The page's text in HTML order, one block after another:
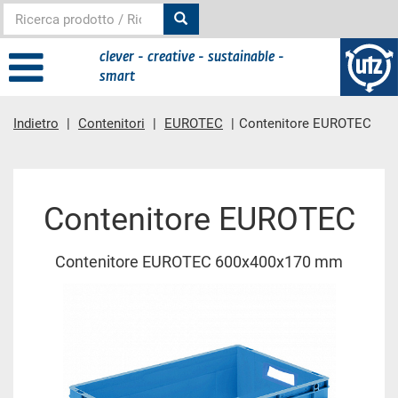
clever - creative - sustainable -
smart
Indietro Contenitori EUROTEC Contenitore EUROTEC
Contenitore EUROTEC
Contenitore EUROTEC 600x400x170 mm